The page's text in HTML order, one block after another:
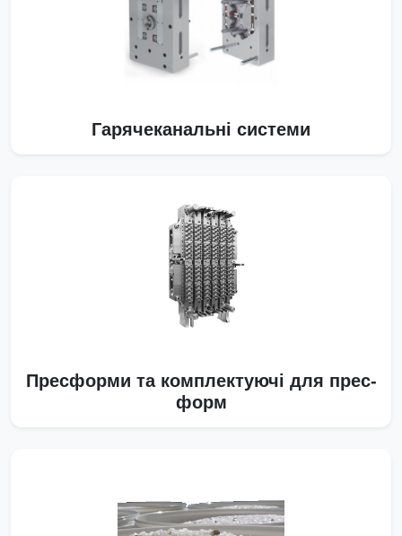
Гарячеканальні системи
Пресформи та комплектуючі для прес-
форм